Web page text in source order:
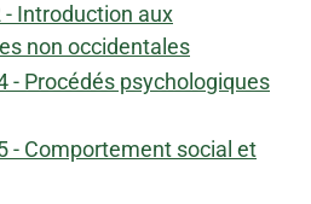
- Introduction aux
non occidentales
- Procédés psychologiques
- Comportement social et